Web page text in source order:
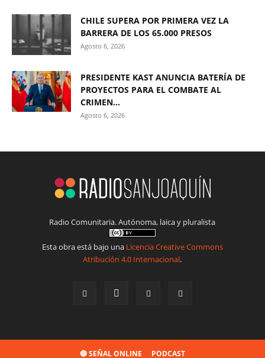
CHILE SUPERA POR PRIMERA VEZ LA
BARRERA DE LOS 65.000 PRESOS
Agosto 6, 2026
PRESIDENTE KAST ANUNCIA BATERÍA DE
PROYECTOS PARA EL COMBATE AL
CRIMEN...
Agosto 6, 2026
Radio Comunitaria. Autónoma, laica y pluralista
Esta obra está bajo una Licencia Creative Commons
Atribución 4.0 Internacional.
🔴 SEÑAL ONLINE PODCAST